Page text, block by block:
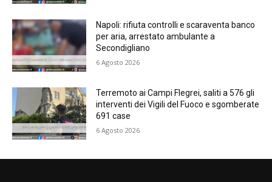
Napoli: rifiuta controlli e scaraventa banco
per aria, arrestato ambulante a
Secondigliano
6 Agosto 2026
Terremoto ai Campi Flegrei, saliti a 576 gli
interventi dei Vigili del Fuoco e sgomberate
691 case
6 Agosto 2026